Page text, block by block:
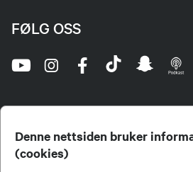
Denne nettsiden bruker
(cookies)
FØLG OSS